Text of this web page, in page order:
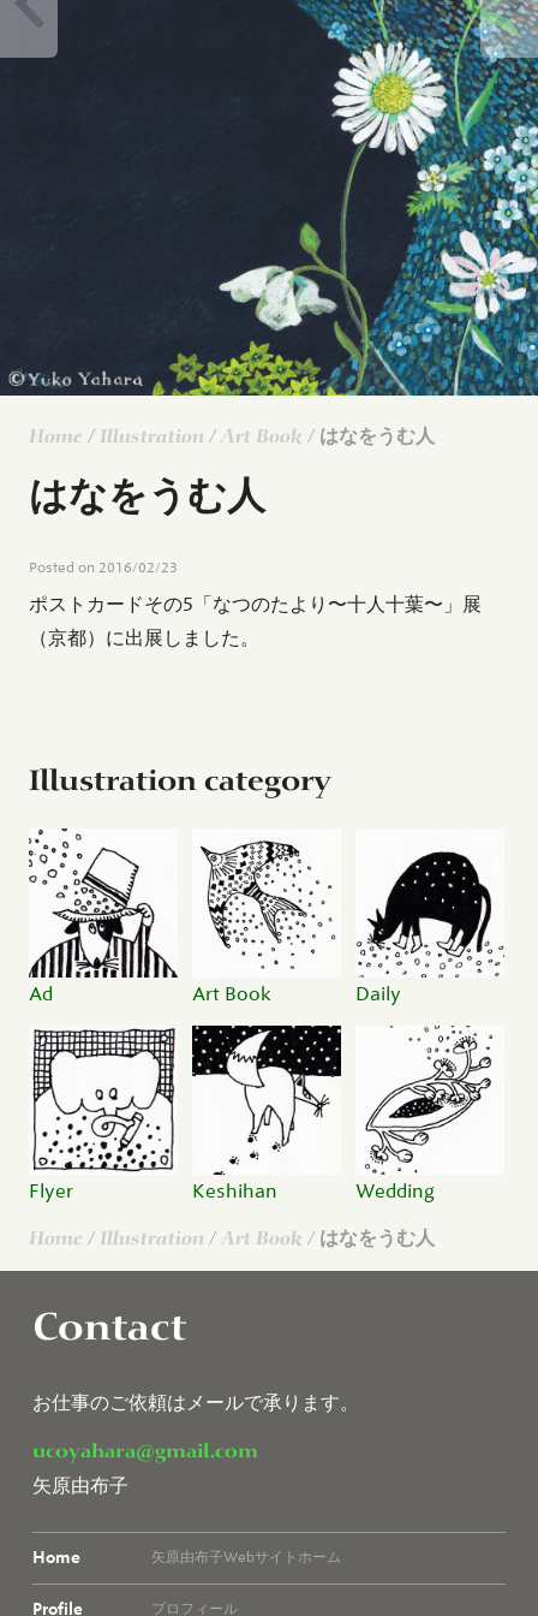
Home / Illustration / Art Book / はなをうむ人
はなをうむ人
Posted on 2016/02/23
ポストカードその5「なつのたより〜十人十葉〜」展
（京都）に出展しました。
Illustration category
Ad Art Book Daily
Flyer Keshihan Wedding
Home / Illustration / Art Book / はなをうむ人
Contact
お仕事のご依頼はメールで承ります。
ucoyahara@gmail.com
矢原由布子
Home 矢原由布子Webサイトホーム
Profile プロフィール